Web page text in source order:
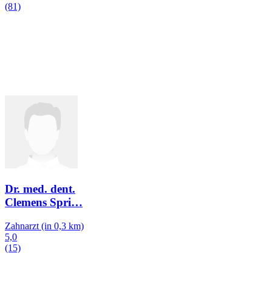
(81)
Dr. med. dent.
Clemens Spri…
Zahnarzt (in 0,3 km)
5,0
(15)